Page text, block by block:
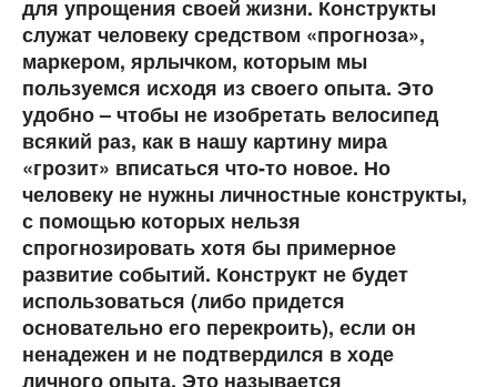
для упрощения своей жизни. Конструкты
служат человеку средством «прогноза»,
маркером, ярлычком, которым мы
пользуемся исходя из своего опыта. Это
удобно – чтобы не изобретать велосипед
всякий раз, как в нашу картину мира
«грозит» вписаться что-то новое. Но
человеку не нужны личностные конструкты,
с помощью которых нельзя
спрогнозировать хотя бы примерное
развитие событий. Конструкт не будет
использоваться (либо придется
основательно его перекроить), если он
ненадежен и не подтвердился в ходе
личного опыта. Это называется